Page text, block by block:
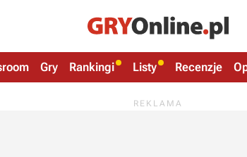
Gry Rankingi Listy Recenzje